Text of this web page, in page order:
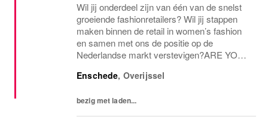
Wil jij onderdeel zijn van één van de snelst
groeiende fashionretailers? Wil jij stappen
maken binnen de retail in women’s fashion
en samen met ons de positie op de
Nederlandse markt verstevigen?ARE YOU
Store in Enschede zijn we op zoek naar een
Enschede, Overijssel
bezig met laden...